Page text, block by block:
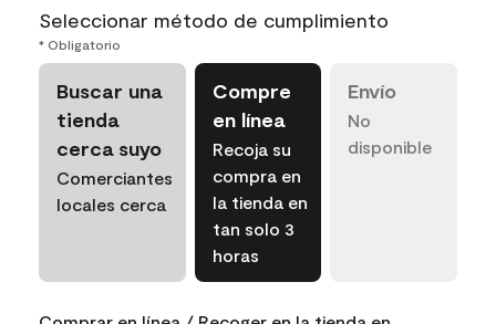
Seleccionar método de cumplimiento
* Obligatorio
Buscar una
tienda
cerca suyo
Comerciantes
locales cerca
Compre
en línea
Recoja su
compra en
la tienda en
tan solo 3
horas
Envío
No
disponible